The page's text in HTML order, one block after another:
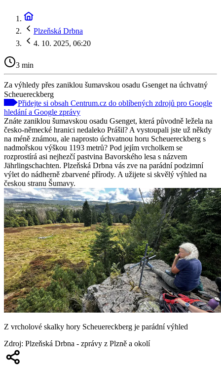
Plzeňská Drbna
4. 10. 2025, 06:20
3 min
Za výhledy přes zaniklou šumavskou osadu Gsenget na úchvatný
Scheuereckberg
Přidejte si obsah Centrum.cz do oblíbených zdrojů pro Google
hledání a Google zprávy
Znáte zaniklou šumavskou osadu Gsenget, která původně ležela na
česko-německé hranici nedaleko Prášil? A vystoupali jste už někdy
na méně známou, ale naprosto úchvatnou horu Scheuereckberg s
nadmořskou výškou 1193 metrů? Pod jejím vrcholkem se
rozprostírá asi nejhezčí pastvina Bavorského lesa s názvem
Jährlingschachten. Plzeňská Drbna vás zve na parádní podzimní
výlet do nádherně zbarvené přírody. A užijete si skvělý výhled na
českou stranu Šumavy.
Z vrcholové skalky hory Scheuereckberg je parádní výhled
Zdroj: Plzeňská Drbna - zprávy z Plzně a okolí